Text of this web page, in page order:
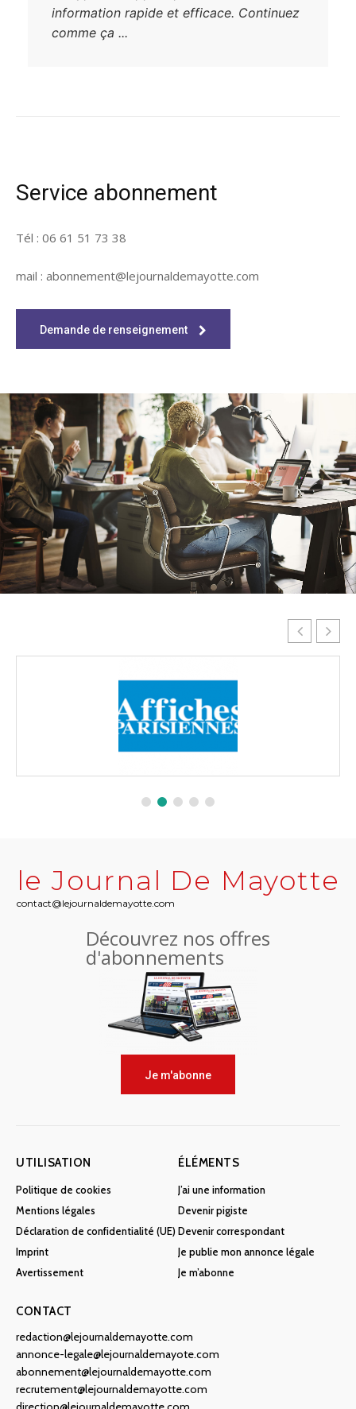
information rapide et efficace. Continuez
comme ça ...
Service abonnement
Tél : 06 61 51 73 38
mail : abonnement@lejournaldemayotte.com
Demande de renseignement
le Journal De Mayotte
contact@lejournaldemayotte.com
Découvrez nos offres
d'abonnements
Je m'abonne
UTILISATION
Politique de cookies
Mentions légales
Déclaration de confidentialité (UE)
Imprint
Avertissement
ÉLÉMENTS
J’ai une information
Devenir pigiste
Devenir correspondant
Je publie mon annonce légale
Je m’abonne
CONTACT
redaction@lejournaldemayotte.com
annonce-legale@lejournaldemayote.com
abonnement@lejournaldemayotte.com
recrutement@lejournaldemayotte.com